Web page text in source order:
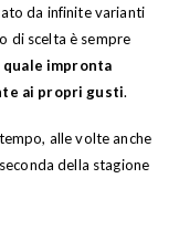
da infinite varianti
di scelta è sempre
impronta
ai propri gusti.
alle volte anche
della stagione